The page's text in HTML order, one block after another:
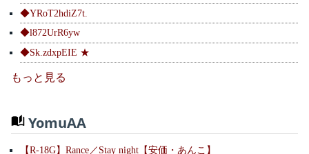
◆YRoT2hdiZ7t.
◆l872UrR6yw
◆Sk.zdxpEIE ★
もっと見る
YomuAA
【R-18G】Rance／Stay night【安価・あんこ】